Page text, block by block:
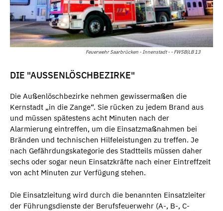
Feuerwehr Saarbrücken - Innenstadt - - FWSB|LB 13
DIE "AUSSENLÖSCHBEZIRKE"
Die Außenlöschbezirke nehmen gewissermaßen die
Kernstadt „in die Zange“. Sie rücken zu jedem Brand aus
und müssen spätestens acht Minuten nach der
Alarmierung eintreffen, um die Einsatzmaßnahmen bei
Bränden und technischen Hilfeleistungen zu treffen. Je
nach Gefährdungskategorie des Stadtteils müssen daher
sechs oder sogar neun Einsatzkräfte nach einer Eintreffzeit
von acht Minuten zur Verfügung stehen.
Die Einsatzleitung wird durch die benannten Einsatzleiter
der Führungsdienste der Berufsfeuerwehr (A-, B-, C-